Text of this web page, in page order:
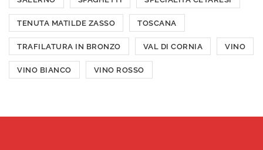
TENUTA MATILDE ZASSO TOSCANA
TRAFILATURA IN BRONZO VAL DI CORNIA VINO
VINO BIANCO VINO ROSSO